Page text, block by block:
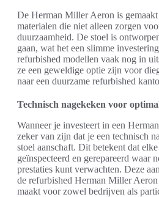
De Herman Miller Aeron is
materialen die niet alleen zorgen
duurzaamheid. De stoel is
gaan, wat het een slimme
refurbished modellen vaak nog in
ze een geweldige optie zijn voor
naar een duurzame refurbished
Technisch nagekeken voor
Wanneer je investeert in een
zeker van zijn dat je een technisch
stoel aanschaft. Dit betekent dat
geïnspecteerd en gerepareerd waar
prestaties kunt verwachten. Deze
de refurbished Herman Miller
maakt voor zowel bedrijven als